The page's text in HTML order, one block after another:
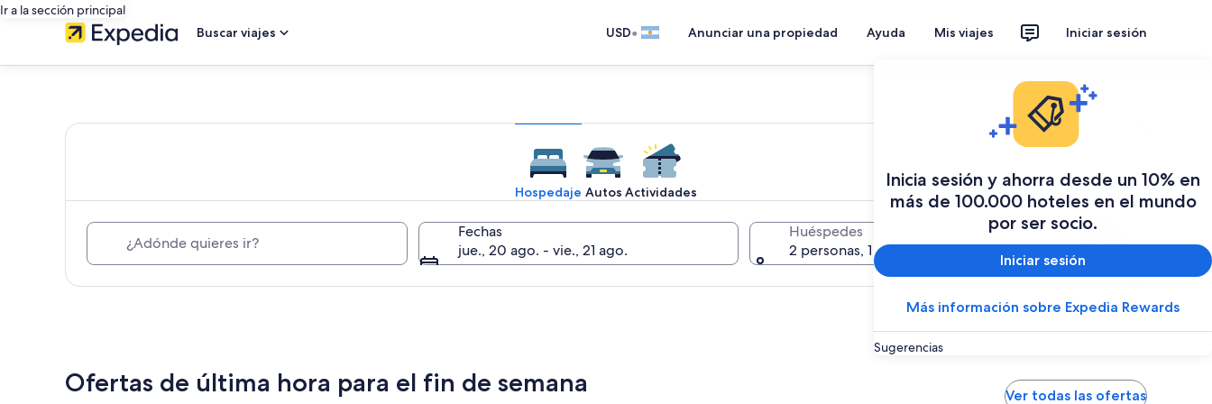
Ir a la sección principal
Buscar viajes
USD• Anunciar una propiedad Ayuda Mis viajes Iniciar sesión
Inicia sesión y ahorra desde un 10% en
más de 100.000 hoteles en el mundo
por ser socio.
Iniciar sesión
Más información sobre Expedia Rewards
Sugerencias
con
Expedia:
busca
hoteles,
Hospedaje Autos Actividades
Fechas
jue., 20 ago. - vie., 21 ago.
Huéspedes
2 personas, 1 habitación
Buscar
Ofertas de última hora para el fin de semana Ver todas las ofertas